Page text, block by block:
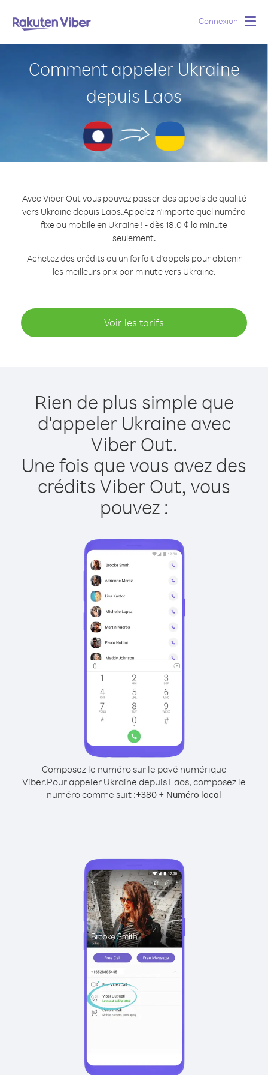
Connexion
Comment appeler Ukraine
depuis Laos
Avec Viber Out vous pouvez passer des appels de qualité
vers Ukraine depuis Laos.Appelez n'importe quel numéro
fixe ou mobile en Ukraine ! - dès 18.0 ¢ la minute
seulement.
Achetez des crédits ou un forfait d’appels pour obtenir
les meilleurs prix par minute vers Ukraine.
Voir les tarifs
Rien de plus simple que
d'appeler Ukraine avec
Viber Out.
Une fois que vous avez des
crédits Viber Out, vous
pouvez :
Composez le numéro sur le pavé numérique
Viber.Pour appeler Ukraine depuis Laos, composez le
numéro comme suit :+380 + Numéro local